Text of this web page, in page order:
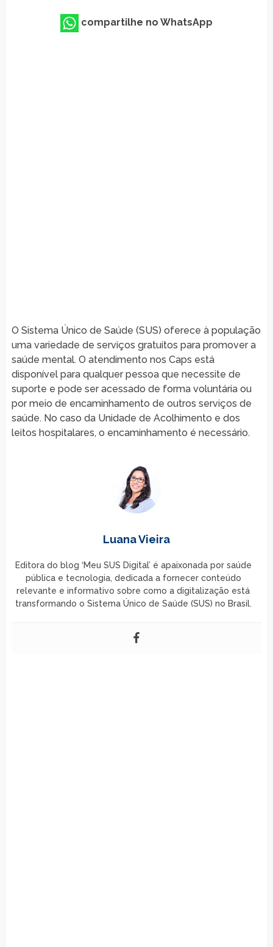
compartilhe no WhatsApp
O Sistema Único de Saúde (SUS) oferece à população
uma variedade de serviços gratuitos para promover a
saúde mental. O atendimento nos Caps está
disponível para qualquer pessoa que necessite de
suporte e pode ser acessado de forma voluntária ou
por meio de encaminhamento de outros serviços de
saúde. No caso da Unidade de Acolhimento e dos
leitos hospitalares, o encaminhamento é necessário.
Luana Vieira
Editora do blog ‘Meu SUS Digital’ é apaixonada por saúde
pública e tecnologia, dedicada a fornecer conteúdo
relevante e informativo sobre como a digitalização está
transformando o Sistema Único de Saúde (SUS) no Brasil.